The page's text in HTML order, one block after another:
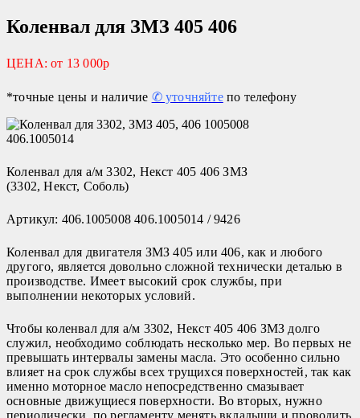
Коленвал для ЗМЗ 405 406
ЦЕНА: от 13 000р
*точные цены и наличие ✆ уточняйтепо телефону
Коленвал для а/м 3302, Некст 405 406 ЗМЗ
(3302, Некст, Соболь)
Артикул: 406.1005008 406.1005014 / 9426
Коленвал для двигателя ЗМЗ 405 или 406, как и любого
другого, является довольно сложной технически деталью в
производстве. Имеет высокий срок службы, при
выполнении некоторых условий.
Чтобы коленвал для а/м 3302, Некст 405 406 ЗМЗ долго
служил, необходимо соблюдать несколько мер. Во первых не
превышать интервалы замены масла. Это особенно сильно
влияет на срок службы всех трущихся поверхностей, так как
именно моторное масло непосредственно смазывает
основные движущиеся поверхности. Во вторых, нужно